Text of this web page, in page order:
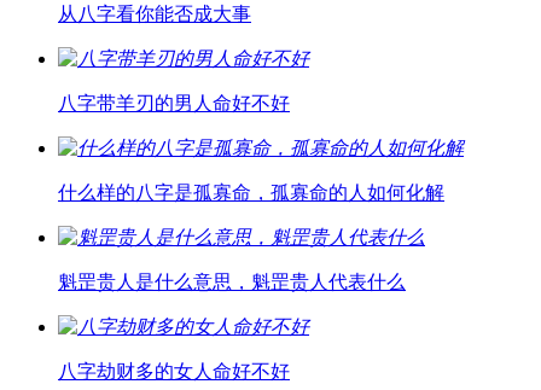
从八字看你能否成大事
八字带羊刃的男人命好不好
什么样的八字是孤寡命，孤寡命的人如何化解
魁罡贵人是什么意思，魁罡贵人代表什么
八字劫财多的女人命好不好